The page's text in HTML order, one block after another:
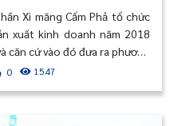
Xi măng Cẩm Phả tổ chức
xuất kinh doanh năm 2018
căn cứ vào đó đưa ra phương
0 1547